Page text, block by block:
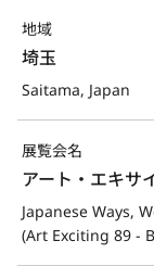
地域
埼玉
Saitama, Japan
展覧会名
アート・エキサ
Japanese Ways,
(Art Exciting 89 -